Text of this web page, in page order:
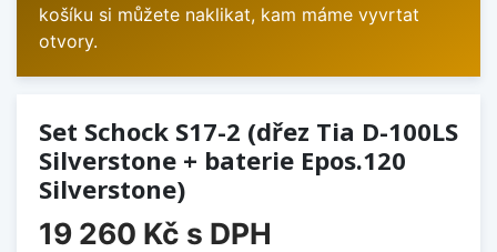
košíku si můžete naklikat, kam máme vyvrtat
otvory.
Set Schock S17-2 (dřez Tia D-100LS
Silverstone + baterie Epos.120
Silverstone)
19 260 Kč s DPH